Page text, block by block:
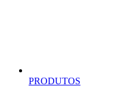
PRODUTOS